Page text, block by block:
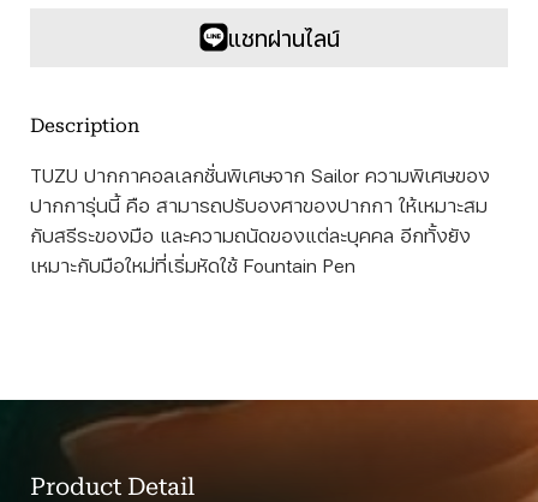
Description
TUZU ปากกาคอลเลกชั่นพิเศษจาก Sailor ความพิเศษของ
ปากการุ่นนี้ คือ สามารถปรับองศาของปากกา ให้เหมาะสม
กับสรีระของมือ และความถนัดของแต่ละบุคคล อีกทั้งยัง
เหมาะกับมือใหม่ที่เริ่มหัดใช้ Fountain Pen
แชทผ่านไลน์
Product Detail